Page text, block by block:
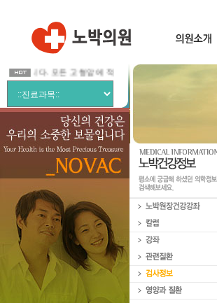
습니다. 모든 고형암에 적응이 가능한 편안한 암치료 입